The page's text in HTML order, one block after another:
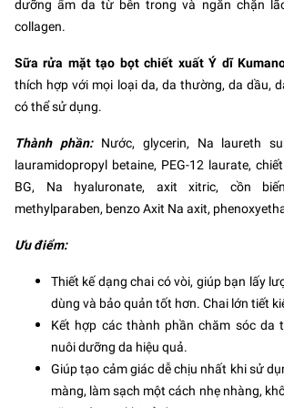
dưỡng ẩm da từ bên trong và ngăn chặn
collagen.
Sữa rửa mặt tạo bọt chiết xuất Ý dĩ
thích hợp với mọi loại da, da thường, da dầu,
có thể sử dụng.
Thành phần:Nước, glycerin, Na laureth
lauramidopropyl betaine, PEG-12 laurate,
BG, Na hyaluronate, axit xitric, cồn biến
methylparaben, benzo Axit Na axit,
Ưu điểm:
Thiết kế dạng chai có vòi, giúp bạn lấy
dùng và bảo quản tốt hơn. Chai lớn tiết
Kết hợp các thành phần chăm sóc da
nuôi dưỡng da hiệu quả.
Giúp tạo cảm giác dễ chịu nhất khi sử
màng, làm sạch một cách nhẹ nhàng,